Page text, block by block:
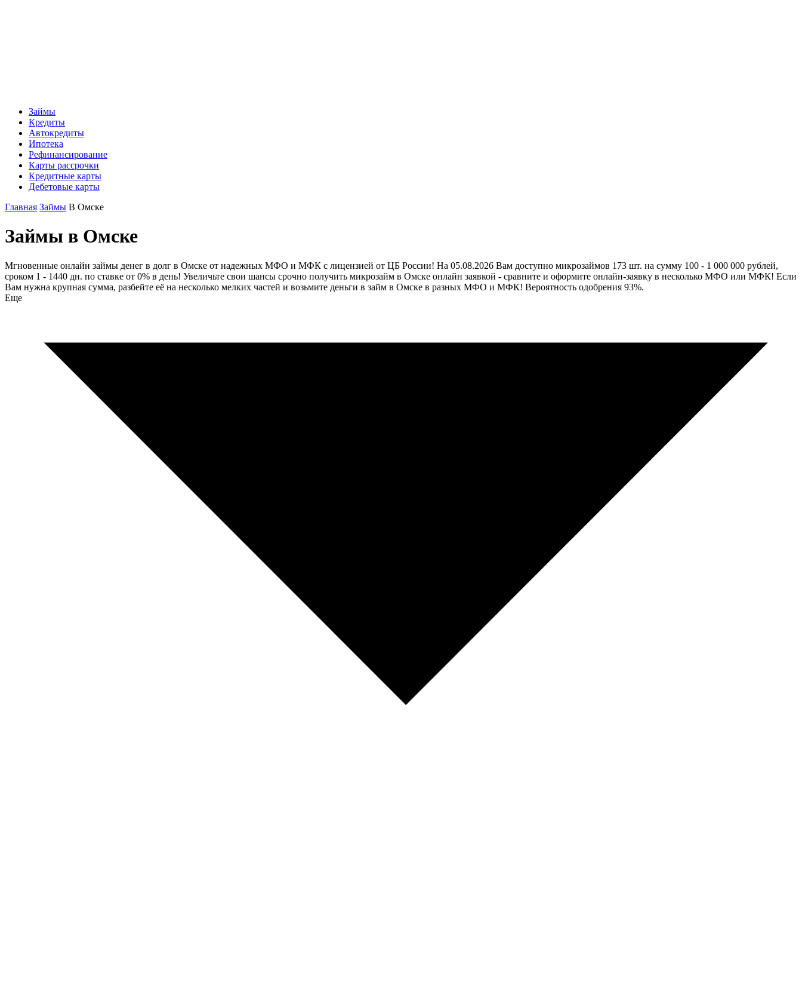
Займы
Кредиты
Автокредиты
Ипотека
Рефинансирование
Карты рассрочки
Кредитные карты
Дебетовые карты
Главная Займы В Омске
Займы в Омске
Мгновенные онлайн займы денег в долг в Омске от надежных МФО и МФК с лицензией от ЦБ России! На 05.08.2026 Вам доступно микрозаймов 173 шт. на сумму 100 - 1 000 000 рублей,
сроком 1 - 1440 дн. по ставке от 0% в день! Увеличьте свои шансы срочно получить микрозайм в Омске онлайн заявкой - сравните и оформите онлайн-заявку в несколько МФО или МФК! Если
Вам нужна крупная сумма, разбейте её на несколько мелких частей и возьмите деньги в займ в Омске в разных МФО и МФК! Вероятность одобрения 93%.
Еще